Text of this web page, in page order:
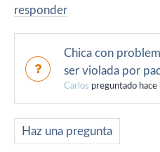
responder
Chica con
ser violada por
Carlos preguntado hace
Haz una pregunta